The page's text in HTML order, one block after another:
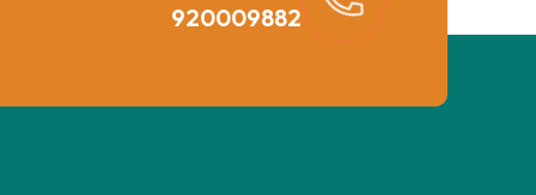
920009882